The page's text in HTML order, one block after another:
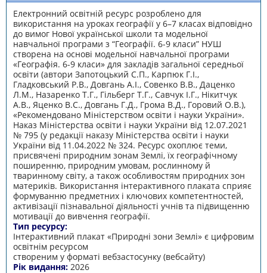
Електронний освітній ресурс розроблено для
використання на уроках географії у 6–7 класах відповідно
до вимог Нової української школи та модельної
навчальної програми з “Географії. 6-9 класи” НУШ
створена на основі модельної навчальної програми
«Географія. 6-9 класи» для закладів загальної середньої
освіти (автори Запотоцький С.П., Карпюк Г.І.,
Гладковський Р.В., Довгань А.І., Совенко В.В., Даценко
Л.М., Назаренко Т.Г., Гільберг Т.Г., Савчук І.Г., Нікитчук
А.В., Яценко В.С., Довгань Г.Д., Грома В.Д., Горовий О.В.),
«Рекомендовано Міністерством освіти і науки України».
Наказ Міністерства освіти і науки України від 12.07.2021
№ 795 (у редакції наказу Міністерства освіти і науки
України від 11.04.2022 № 324. Ресурс охоплює теми,
присвячені природним зонам Землі, їх географічному
поширенню, природним умовам, рослинному й
тваринному світу, а також особливостям природних зон
материків. Використання інтерактивного плаката сприяє
формуванню предметних і ключових компетентностей,
активізації пізнавальної діяльності учнів та підвищенню
мотивації до вивчення географії.
Тип ресурсу:
Інтерактивний плакат «Природні зони Землі» є цифровим
освітнім ресурсом
створеним у форматі вебзастосунку (вебсайту)
Рік видання: 2026